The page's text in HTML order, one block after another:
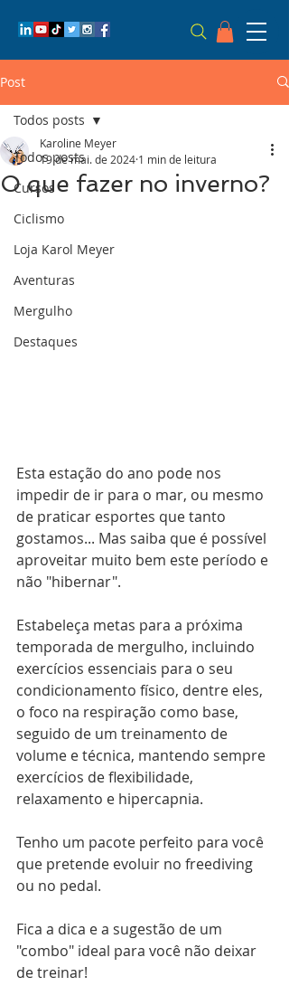
Post
Todos posts
Cursos
Ciclismo
Loja Karol Meyer
Aventuras
Mergulho
Destaques
Todos posts
O que fazer no inverno?
Karoline Meyer
19 de mai. de 2024 1 min de leitura
Esta estação do ano pode nos
impedir de ir para o mar, ou mesmo
de praticar esportes que tanto
gostamos... Mas saiba que é possível
aproveitar muito bem este período e
não "hibernar".
Estabeleça metas para a próxima
temporada de mergulho, incluindo
exercícios essenciais para o seu
condicionamento físico, dentre eles,
o foco na respiração como base,
seguido de um treinamento de
volume e técnica, mantendo sempre
exercícios de flexibilidade,
relaxamento e hipercapnia.
Tenho um pacote perfeito para você
que pretende evoluir no freediving
ou no pedal.
Fica a dica e a sugestão de um
"combo" ideal para você não deixar
de treinar!